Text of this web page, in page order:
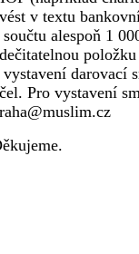
v textu
alespoň 1
vystavení darovací
Pro vystavení